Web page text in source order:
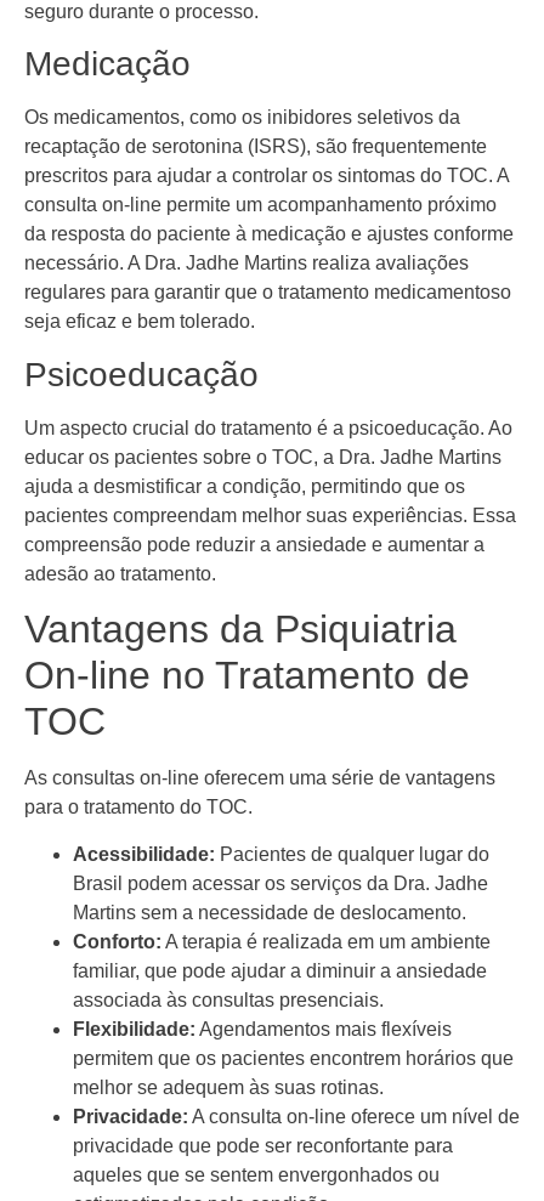
seguro durante o processo.
Medicação
Os medicamentos, como os inibidores seletivos da
recaptação de serotonina (ISRS), são frequentemente
prescritos para ajudar a controlar os sintomas do TOC. A
consulta on-line permite um acompanhamento próximo
da resposta do paciente à medicação e ajustes conforme
necessário. A Dra. Jadhe Martins realiza avaliações
regulares para garantir que o tratamento medicamentoso
seja eficaz e bem tolerado.
Psicoeducação
Um aspecto crucial do tratamento é a psicoeducação. Ao
educar os pacientes sobre o TOC, a Dra. Jadhe Martins
ajuda a desmistificar a condição, permitindo que os
pacientes compreendam melhor suas experiências. Essa
compreensão pode reduzir a ansiedade e aumentar a
adesão ao tratamento.
Vantagens da Psiquiatria
On-line no Tratamento de
TOC
As consultas on-line oferecem uma série de vantagens
para o tratamento do TOC.
Acessibilidade: Pacientes de qualquer lugar do
Brasil podem acessar os serviços da Dra. Jadhe
Martins sem a necessidade de deslocamento.
Conforto: A terapia é realizada em um ambiente
familiar, que pode ajudar a diminuir a ansiedade
associada às consultas presenciais.
Flexibilidade: Agendamentos mais flexíveis
permitem que os pacientes encontrem horários que
melhor se adequem às suas rotinas.
Privacidade: A consulta on-line oferece um nível de
privacidade que pode ser reconfortante para
aqueles que se sentem envergonhados ou